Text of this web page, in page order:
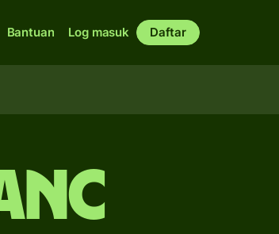
Bantuan Log masuk Daftar